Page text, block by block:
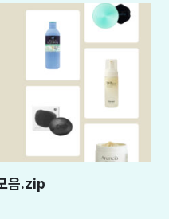
음.zip